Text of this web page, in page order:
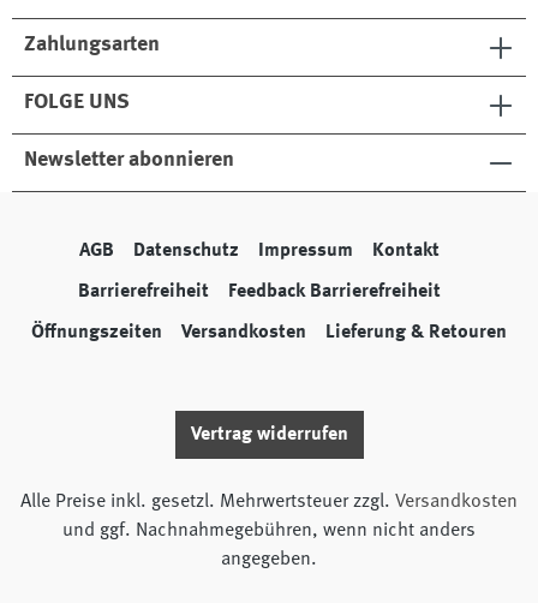
Zahlungsarten
FOLGE UNS
Newsletter abonnieren
AGB Datenschutz Impressum Kontakt
Barrierefreiheit Feedback Barrierefreiheit
Öffnungszeiten Versandkosten Lieferung & Retouren
Vertrag widerrufen
Alle Preise inkl. gesetzl. Mehrwertsteuer zzgl. Versandkosten
und ggf. Nachnahmegebühren, wenn nicht anders
angegeben.